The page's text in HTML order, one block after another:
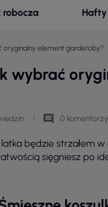
robocza
oryginalny element garderoby?
wybrać
comment 0 komentarzy
latka będzie
sięgniesz po